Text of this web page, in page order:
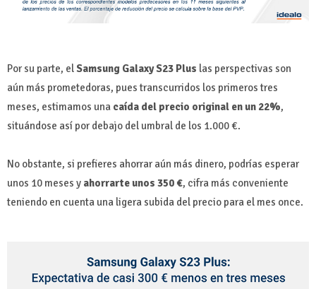
Por su parte, elSamsung Galaxy S23 Plus las perspectivas son
aún más prometedoras, pues transcurridos los primeros tres
meses, estimamos una caída del precio original en un 22%,
situándose así por debajo del umbral de los 1.000 €.
No obstante, si prefieres ahorrar aún más dinero, podrías esperar
unos 10 meses y ahorrarte unos 350 €, cifra más conveniente
teniendo en cuenta una ligera subida del precio para el mes once.